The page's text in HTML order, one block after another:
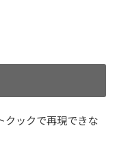
クックで再現できな